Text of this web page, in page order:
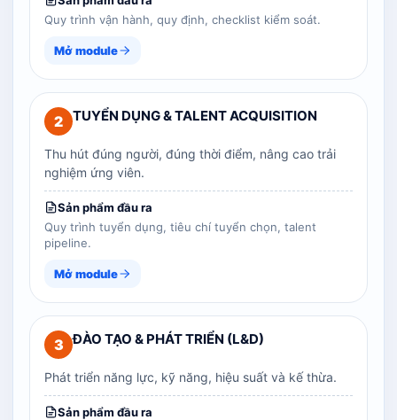
Quy trình vận hành, quy định, checklist kiểm soát.
Mở module
2 TUYỂN DỤNG & TALENT ACQUISITION
Thu hút đúng người, đúng thời điểm, nâng cao trải
nghiệm ứng viên.
Sản phẩm đầu ra
Quy trình tuyển dụng, tiêu chí tuyển chọn, talent
pipeline.
Mở module
3 ĐÀO TẠO & PHÁT TRIỂN (L&D)
Phát triển năng lực, kỹ năng, hiệu suất và kế thừa.
Sản phẩm đầu ra